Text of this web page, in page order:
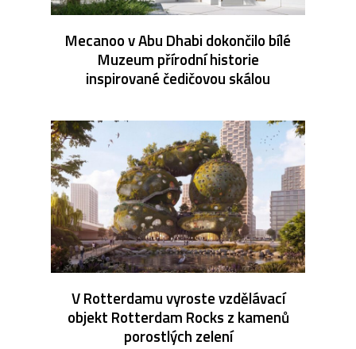
Mecanoo v Abu Dhabi dokončilo bílé
Muzeum přírodní historie
inspirované čedičovou skálou
V Rotterdamu vyroste vzdělávací
objekt Rotterdam Rocks z kamenů
porostlých zelení